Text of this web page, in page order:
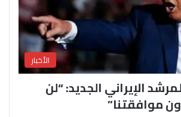
الأخبار
الإيراني الجديد: “لن
موافقتنا”